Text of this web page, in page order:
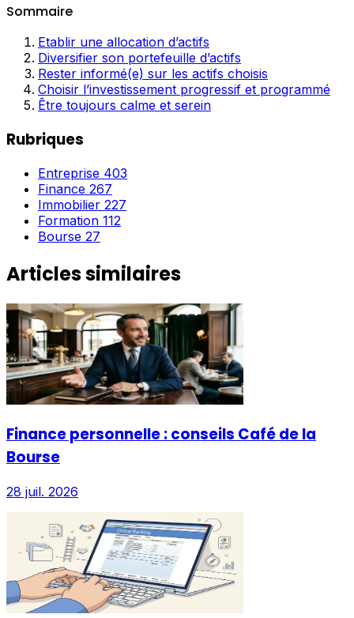
Sommaire
Etablir une allocation d’actifs
Diversifier son portefeuille d’actifs
Rester informé(e) sur les actifs choisis
Choisir l’investissement progressif et programmé
Être toujours calme et serein
Rubriques
Entreprise 403
Finance 267
Immobilier 227
Formation 112
Bourse 27
Articles similaires
Finance personnelle : conseils Café de la
Bourse
28 juil. 2026